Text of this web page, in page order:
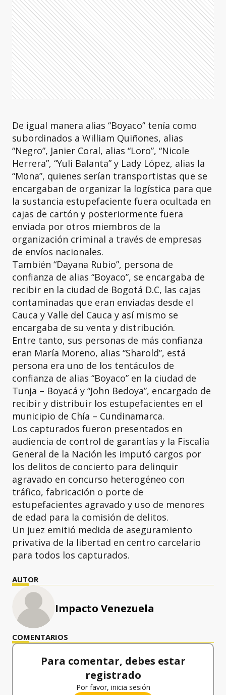
De igual manera alias “Boyaco” tenía como
subordinados a William Quiñones, alias
“Negro”, Janier Coral, alias “Loro”, “Nicole
Herrera”, “Yuli Balanta” y Lady López, alias la
“Mona”, quienes serían transportistas que se
encargaban de organizar la logística para que
la sustancia estupefaciente fuera ocultada en
cajas de cartón y posteriormente fuera
enviada por otros miembros de la
organización criminal a través de empresas
de envíos nacionales.
También “Dayana Rubio”, persona de
confianza de alias “Boyaco”, se encargaba de
recibir en la ciudad de Bogotá D.C, las cajas
contaminadas que eran enviadas desde el
Cauca y Valle del Cauca y así mismo se
encargaba de su venta y distribución.
Entre tanto, sus personas de más confianza
eran María Moreno, alias “Sharold”, está
persona era uno de los tentáculos de
confianza de alias “Boyaco” en la ciudad de
Tunja – Boyacá y “John Bedoya”, encargado de
recibir y distribuir los estupefacientes en el
municipio de Chía – Cundinamarca.
Los capturados fueron presentados en
audiencia de control de garantías y la Fiscalía
General de la Nación les imputó cargos por
los delitos de concierto para delinquir
agravado en concurso heterogéneo con
tráfico, fabricación o porte de
estupefacientes agravado y uso de menores
de edad para la comisión de delitos.
Un juez emitió medida de aseguramiento
privativa de la libertad en centro carcelario
para todos los capturados.
AUTOR
Impacto Venezuela
COMENTARIOS
Para comentar, debes estar
registrado
Por favor, inicia sesión